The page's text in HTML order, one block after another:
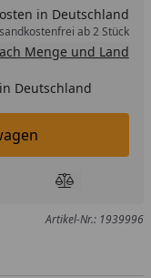
in Deutschland
ab 2 Stück
Menge und Land
Deutschland
legen
Produkt
Artikel-Nr.: 1939996